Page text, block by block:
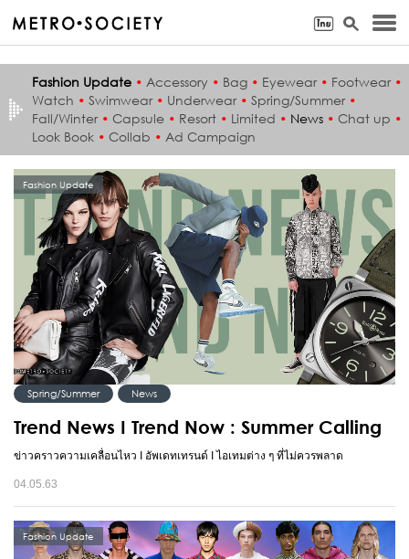
Fashion Update • Accessory • Bag • Eyewear • Footwear •
Watch • Swimwear • Underwear • Spring/Summer •
Fall/Winter • Capsule • Resort • Limited • News • Chat up •
Look Book • Collab • Ad Campaign
Fashion Update
Spring/Summer News
Trend News I Trend Now : Summer Calling
ข่าวคราวความเคลื่อนไหว I อัพเดทเทรนด์ I ไอเทมต่าง ๆ ที่ไม่ควรพลาด
04.05.63
Fashion Update